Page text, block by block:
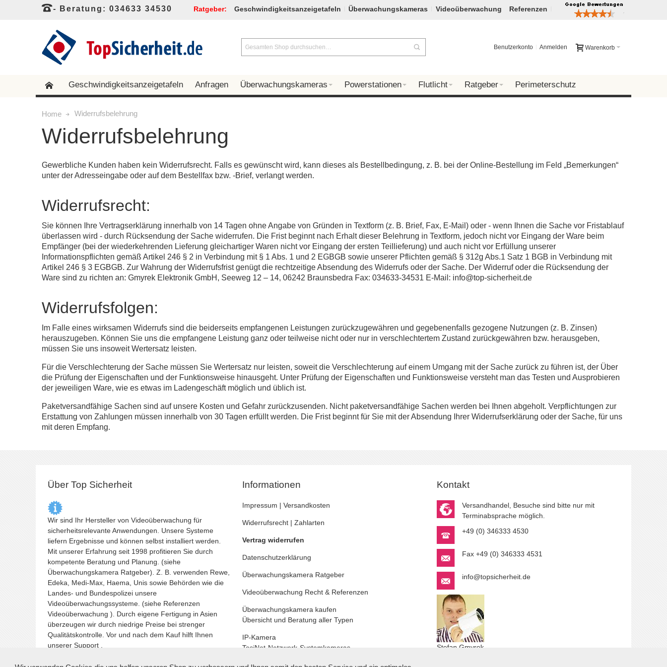
- Beratung: 034633 34530 Ratgeber: Geschwindigkeitsanzeigetafeln Überwachungskameras Videoüberwachung Referenzen
Warenkorb
Benutzerkonto Anmelden
Geschwindigkeitsanzeigetafeln Anfragen Überwachungskameras Powerstationen Flutlicht Ratgeber Perimeterschutz
Home Widerrufsbelehrung
Widerrufsbelehrung
Gewerbliche Kunden haben kein Widerrufsrecht. Falls es gewünscht wird, kann dieses als Bestellbedingung, z. B. bei der Online-Bestellung im Feld „Bemerkungen“
unter der Adresseingabe oder auf dem Bestellfax bzw. -Brief, verlangt werden.
Widerrufsrecht:
Sie können Ihre Vertragserklärung innerhalb von 14 Tagen ohne Angabe von Gründen in Textform (z. B. Brief, Fax, E-Mail) oder - wenn Ihnen die Sache vor Fristablauf
überlassen wird - durch Rücksendung der Sache widerrufen. Die Frist beginnt nach Erhalt dieser Belehrung in Textform, jedoch nicht vor Eingang der Ware beim
Empfänger (bei der wiederkehrenden Lieferung gleichartiger Waren nicht vor Eingang der ersten Teillieferung) und auch nicht vor Erfüllung unserer
Informationspflichten gemäß Artikel 246 § 2 in Verbindung mit § 1 Abs. 1 und 2 EGBGB sowie unserer Pflichten gemäß § 312g Abs.1 Satz 1 BGB in Verbindung mit
Artikel 246 § 3 EGBGB. Zur Wahrung der Widerrufsfrist genügt die rechtzeitige Absendung des Widerrufs oder der Sache. Der Widerruf oder die Rücksendung der
Ware sind zu richten an: Gmyrek Elektronik GmbH, Seeweg 12 – 14, 06242 Braunsbedra Fax: 034633-34531 E-Mail: info@top-sicherheit.de
Widerrufsfolgen:
Im Falle eines wirksamen Widerrufs sind die beiderseits empfangenen Leistungen zurückzugewähren und gegebenenfalls gezogene Nutzungen (z. B. Zinsen)
herauszugeben. Können Sie uns die empfangene Leistung ganz oder teilweise nicht oder nur in verschlechtertem Zustand zurückgewähren bzw. herausgeben,
müssen Sie uns insoweit Wertersatz leisten.
Für die Verschlechterung der Sache müssen Sie Wertersatz nur leisten, soweit die Verschlechterung auf einem Umgang mit der Sache zurück zu führen ist, der Über
die Prüfung der Eigenschaften und der Funktionsweise hinausgeht. Unter Prüfung der Eigenschaften und Funktionsweise versteht man das Testen und Ausprobieren
der jeweiligen Ware, wie es etwas im Ladengeschäft möglich und üblich ist.
Paketversandfähige Sachen sind auf unsere Kosten und Gefahr zurückzusenden. Nicht paketversandfähige Sachen werden bei Ihnen abgeholt. Verpflichtungen zur
Erstattung von Zahlungen müssen innerhalb von 30 Tagen erfüllt werden. Die Frist beginnt für Sie mit der Absendung Ihrer Widerrufserklärung oder der Sache, für uns
mit deren Empfang.
Über Top Sicherheit
Wir sind Ihr Hersteller von Videoüberwachung für
sicherheitsrelevante Anwendungen. Unsere Systeme
liefern Ergebnisse und können selbst installiert werden.
Mit unserer Erfahrung seit 1998 profitieren Sie durch
kompetente Beratung und Planung. (siehe
Überwachungskamera Ratgeber). Z. B. verwenden Rewe,
Edeka, Medi-Max, Haema, Unis sowie Behörden wie die
Landes- und Bundespolizei unsere
Videoüberwachungssysteme. (siehe Referenzen
Videoüberwachung ). Durch eigene Fertigung in Asien
überzeugen wir durch niedrige Preise bei strenger
Qualitätskontrolle. Vor und nach dem Kauf hilft Ihnen
unserer Support .
Informationen
Impressum | Versandkosten
Widerrufsrecht| Zahlarten
Vertrag widerrufen
Datenschutzerklärung
Überwachungskamera Ratgeber
Videoüberwachung Recht & Referenzen
Überwachungskamera kaufen
Übersicht und Beratung aller Typen
IP-Kamera
TosiNet-Netzwerk-Systemkameras
Cookie-Einstellungen
Kontakt
Versandhandel, Besuche sind bitte nur mit
Terminabsprache möglich.
+49 (0) 346333 4530
Fax +49 (0) 346333 4531
info@topsicherheit.de
Stefan Gmyrek